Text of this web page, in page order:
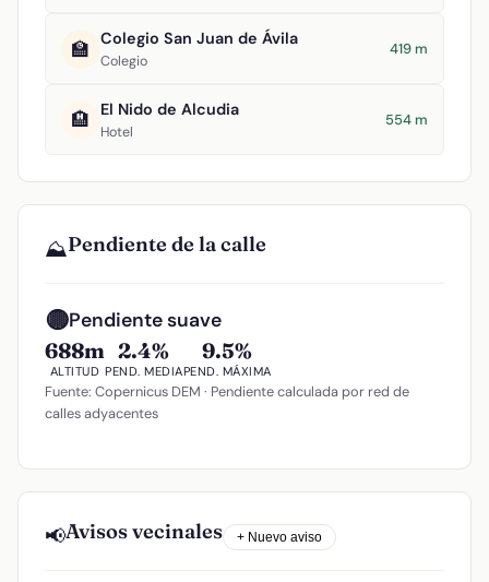
🏫 Colegio San Juan de Ávila
Colegio
419 m
🏨 El Nido de Alcudia
Hotel
554 m
⛰️Pendiente de la calle
🟡Pendiente suave
688m
ALTITUD
2.4%
PEND. MEDIA
9.5%
PEND. MÁXIMA
Fuente: Copernicus DEM · Pendiente calculada por red de
calles adyacentes
📢Avisos vecinales + Nuevo aviso